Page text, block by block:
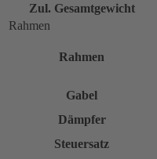
Zul. Gesamtgewicht
Rahmen
Rahmen
Gabel
Dämpfer
Steuersatz